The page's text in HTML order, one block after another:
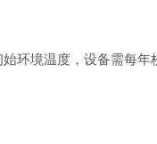
环境温度‌，设备需每年